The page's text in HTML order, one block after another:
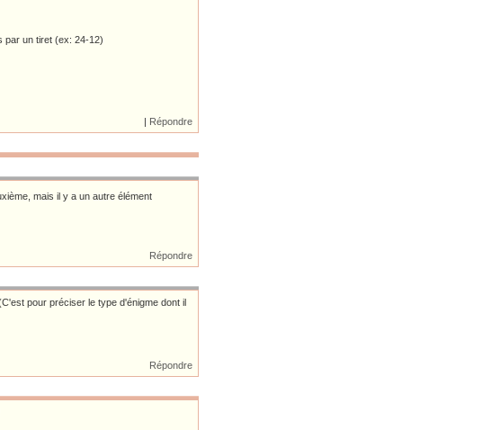
par un tiret (ex: 24-12)
| Répondre
mais il y a un autre élément
Répondre
pour préciser le type d'énigme dont il
Répondre